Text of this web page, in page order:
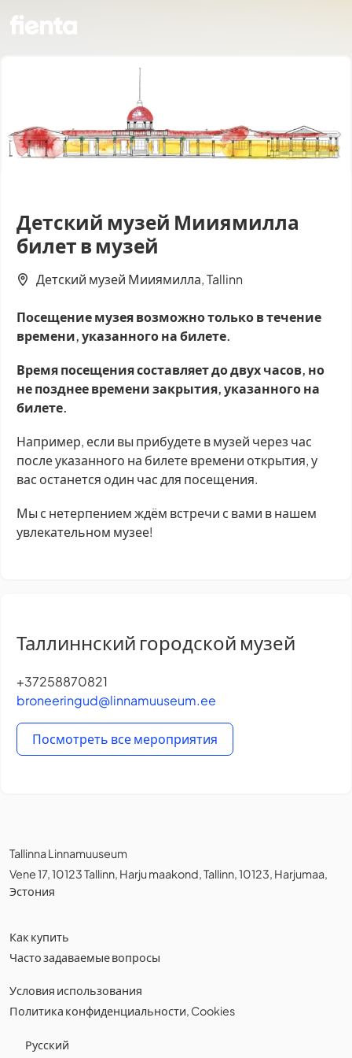
Детский музей Мииямилла
билет в музей
Детский музей Мииямилла, Tallinn
Посещение музея возможно только в течение
времени, указанного на билете.
Время посещения составляет до двух часов, но
не позднее времени закрытия, указанного на
билете.
Например, если вы прибудете в музей через час
после указанного на билете времени открытия, у
вас останется один час для посещения.
Мы с нетерпением ждём встречи с вами в нашем
увлекательном музее!
Таллиннский городской музей
+37258870821
broneeringud@linnamuuseum.ee
Посмотреть все мероприятия
Tallinna Linnamuuseum
Vene 17, 10123 Tallinn, Harju maakond, Tallinn, 10123, Harjumaa,
Эстония
Как купить
Часто задаваемые вопросы
Условия использования
Политика конфиденциальности, Cookies
Русский